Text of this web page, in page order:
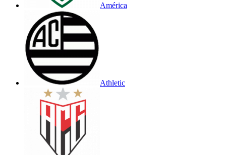
América
Athletic